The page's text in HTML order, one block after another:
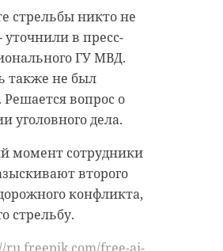
стрельбы никто не
уточнили в пресс-
ГУ МВД.
также не был
вопрос о
уголовного дела.
момент сотрудники
второго
конфликта,
стрельбу.
установили окна в
начали монтаж
в квартирах, -
четверг, 11 сентября,
Выборгского
планируется
время подрядчик
внутренней отделке
культур". Часть
проходит в
области.
дворце
две панельные
и Запада" и
историко-
наследие". Форум
200 участников.
обсуждений